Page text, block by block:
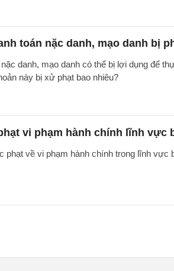
toán nặc danh, mạo danh bị
danh, mạo danh có thể bị lợi dụng để
này bị xử phạt bao nhiêu?
vi phạm hành chính lĩnh vực
phạt về vi phạm hành chính trong lĩnh